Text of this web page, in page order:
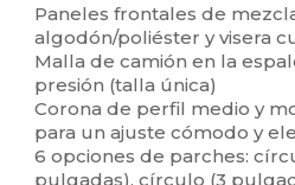
Paneles frontales de
algodón/poliéster y visera
Malla de camión en la
presión (talla única)
Corona de perfil medio y
para un ajuste cómodo y
6 opciones de parches:
pulgadas), círculo (3